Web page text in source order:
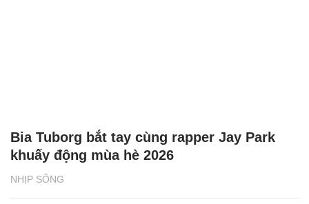
NHỊP SỐNG
Bia Tuborg bắt tay cùng rapper Jay Park
khuấy động mùa hè 2026